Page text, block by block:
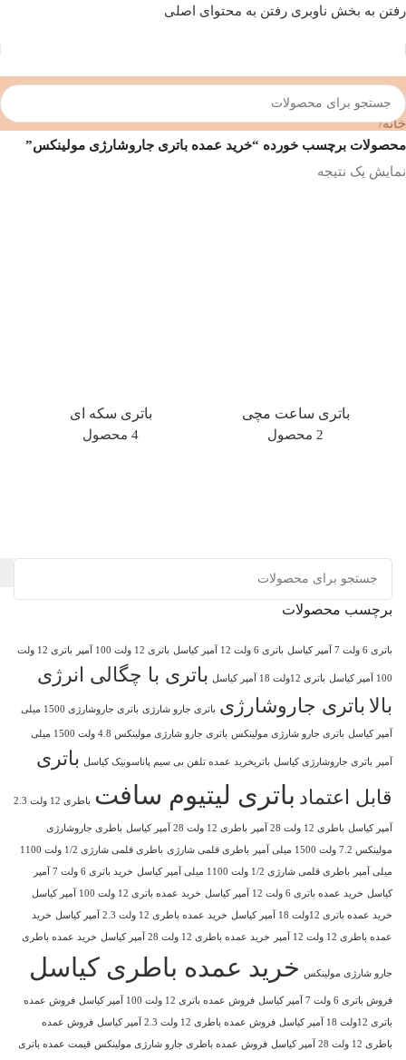
رفتن به بخش ناوبری رفتن به محتوای اصلی
خانه/
محصولات برچسب خورده “خرید عمده باتری جاروشارژی مولینکس”
نمایش یک نتیجه
باتری ساعت مچی
2 محصول
باتری سکه ای
4 محصول
برچسب محصولات
باتری 6 ولت 7 آمپر کیاسل باتری 6 ولت 12 آمپر کیاسل باتری 12 ولت 100 آمپر باتری 12 ولت
100 آمپر کیاسل باتری 12ولت 18 آمپر کیاسل
باتری با چگالی انرژی
بالا باتری جاروشارژی باتری جارو شارژی باتری جاروشارژی 1500 میلی
آمپر کیاسل باتری جارو شارژی مولینکس باتری جارو شارژی مولینکس 4.8 ولت 1500 میلی
آمپر باتری جاروشارژی کیاسل باتریخرید عمده تلفن بی سیم پاناسونیک کیاسل باتری
قابل اعتماد باتری لیتیوم سافت باطری 12 ولت 2.3
آمپر کیاسل باطری 12 ولت 28 آمپر باطری 12 ولت 28 آمپر کیاسل باطری جاروشارژی
مولینکس 7.2 ولت 1500 میلی آمپر باطری قلمی شارژی باطری قلمی شارژی 1/2 ولت 1100
میلی آمپر باطری قلمی شارژی 1/2 ولت 1100 میلی آمپر کیاسل خرید باتری 6 ولت 7 آمپر
کیاسل خرید عمده باتری 6 ولت 12 آمپر کیاسل خرید عمده باتری 12 ولت 100 آمپر کیاسل
خرید عمده باتری 12ولت 18 آمپر کیاسل خرید عمده باطری 12 ولت 2.3 آمپر کیاسل خرید
عمده باطری 12 ولت 12 آمپر خرید عمده باطری 12 ولت 28 آمپر کیاسل خرید عمده باطری
جارو شارژی مولینکس خرید عمده باطری کیاسل
فروش باتری 6 ولت 7 آمپر کیاسل فروش عمده باتری 12 ولت 100 آمپر کیاسل فروش عمده
باتری 12ولت 18 آمپر کیاسل فروش عمده باطری 12 ولت 2.3 آمپر کیاسل فروش عمده
باطری 12 ولت 28 آمپر کیاسل فروش عمده باطری جارو شارژی مولینکس قیمت عمده باتری